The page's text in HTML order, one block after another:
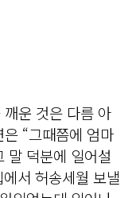
운 것은 다름 아
“그때쯤에 엄마
말 덕분에 일어설
서 허송세월 보낼